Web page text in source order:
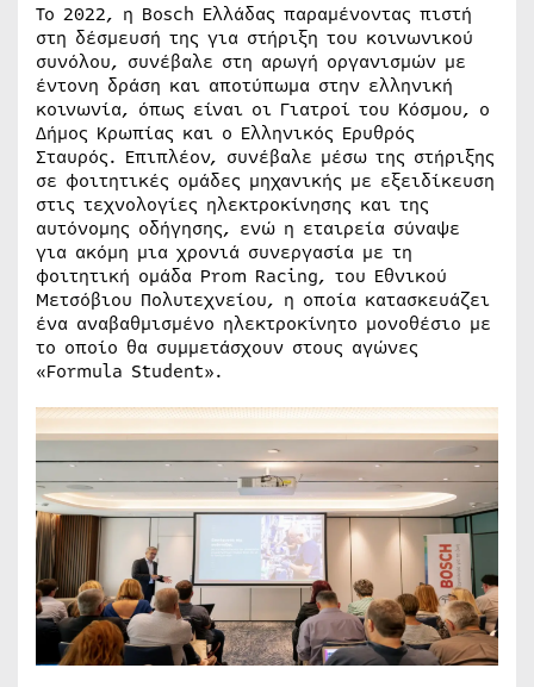
Το 2022, η Bosch Ελλάδας παραμένοντας πιστή
στη δέσμευσή της για στήριξη του κοινωνικού
συνόλου, συνέβαλε στη αρωγή οργανισμών με
έντονη δράση και αποτύπωμα στην ελληνική
κοινωνία, όπως είναι οι Γιατροί του Κόσμου, ο
Δήμος Κρωπίας και ο Ελληνικός Ερυθρός
Σταυρός. Επιπλέον, συνέβαλε μέσω της στήριξης
σε φοιτητικές ομάδες μηχανικής με εξειδίκευση
στις τεχνολογίες ηλεκτροκίνησης και της
αυτόνομης οδήγησης, ενώ η εταιρεία σύναψε
για ακόμη μια χρονιά συνεργασία με τη
φοιτητική ομάδα Prom Racing, του Εθνικού
Μετσόβιου Πολυτεχνείου, η οποία κατασκευάζει
ένα αναβαθμισμένο ηλεκτροκίνητο μονοθέσιο με
το οποίο θα συμμετάσχουν στους αγώνες
«Formula Student».